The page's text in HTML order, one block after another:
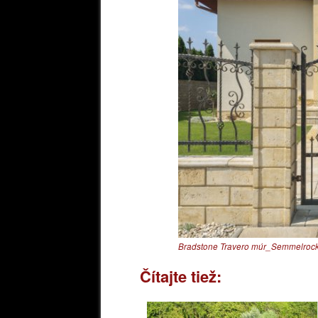
Bradstone Travero
Čítajte tiež: